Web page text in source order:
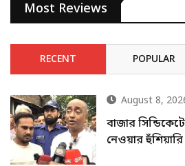
Most Reviews
RECENT POPULAR
August 8,
বাজার
নেওয়ার